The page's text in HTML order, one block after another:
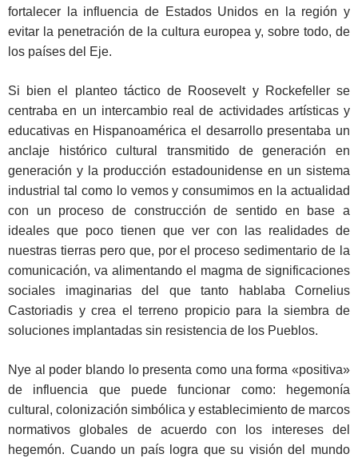
fortalecer la influencia de Estados Unidos en la región y
evitar la penetración de la cultura europea y, sobre todo, de
los países del Eje.
Si bien el planteo táctico de Roosevelt y Rockefeller se
centraba en un intercambio real de actividades artísticas y
educativas en Hispanoamérica el desarrollo presentaba un
anclaje histórico cultural transmitido de generación en
generación y la producción estadounidense en un sistema
industrial tal como lo vemos y consumimos en la actualidad
con un proceso de construcción de sentido en base a
ideales que poco tienen que ver con las realidades de
nuestras tierras pero que, por el proceso sedimentario de la
comunicación, va alimentando el magma de significaciones
sociales imaginarias del que tanto hablaba Cornelius
Castoriadis y crea el terreno propicio para la siembra de
soluciones implantadas sin resistencia de los Pueblos.
Nye al poder blando lo presenta como una forma «positiva»
de influencia que puede funcionar como: hegemonía
cultural, colonización simbólica y establecimiento de marcos
normativos globales de acuerdo con los intereses del
hegemón. Cuando un país logra que su visión del mundo